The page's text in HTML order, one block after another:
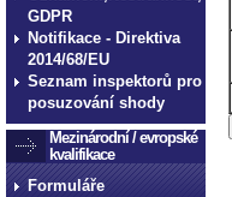
GDPR
Notifikace - Direktiva
2014/68/EU
Seznam inspektorů pro
posuzování shody
Mezinárodní / evropské
kvalifikace
Formuláře